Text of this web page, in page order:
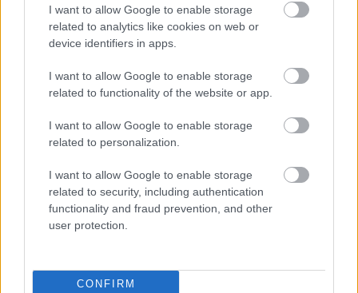
I want to allow Google to enable storage
related to analytics like cookies on web or
device identifiers in apps.
I want to allow Google to enable storage
related to functionality of the website or app.
I want to allow Google to enable storage
related to personalization.
I want to allow Google to enable storage
related to security, including authentication
functionality and fraud prevention, and other
user protection.
CONFIRM
színes_ötletek 2024. december 04.